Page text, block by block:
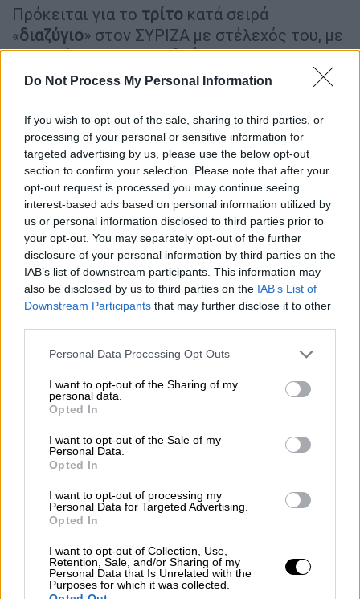
Do Not Process My Personal Information
If you wish to opt-out of the sale, sharing to third parties, or
processing of your personal or sensitive information for
targeted advertising by us, please use the below opt-out
section to confirm your selection. Please note that after your
opt-out request is processed you may continue seeing
interest-based ads based on personal information utilized by
us or personal information disclosed to third parties prior to
your opt-out. You may separately opt-out of the further
disclosure of your personal information by third parties on the
IAB’s list of downstream participants. This information may
also be disclosed by us to third parties on the IAB’s List of
Downstream Participants that may further disclose it to other
Please note that this website/app uses one or more Google
not limited to your visit or usage behaviour. You may click to
grant or deny consent to Google and its third-party tags to
use your data for below specified purposes in below Google
consent section.
Personal Data Processing Opt Outs
I want to opt-out of the Sharing of my
personal data.
Opted In
I want to opt-out of the Sale of my
Personal Data.
Opted In
I want to opt-out of processing my
Personal Data for Targeted Advertising.
Opted In
I want to opt-out of Collection, Use,
Retention, Sale, and/or Sharing of my
Personal Data that Is Unrelated with the
Purposes for which it was collected.
Πρόκειται για το τρίτο κατά σειρά
«διαζύγιο» στον ΣΥΡΙΖΑ με στέλεχός του, με
επιλογή τηςΚουμουνδούρου.
Από σύμμαχοι... αντίπαλοι
ΟΓιώργος Τσίπραςείχε στηρίξει τον
Στέφανο Κασσελάκη στις εσωκομματικές
εκλογές, ωστόσο, από εκεί και μετά ήταν
σταθερή η κριτική του προς την ηγεσία σε
μια σειρά από επιλογές ενώ σήμερα έκανε
αναφορές και στην δημοκρατική λειτουργία
του κόμματος. Μπορεί κανείς να υποθέσει
πως αυτές οι τοποθετήσεις αποτέλεσαν και
την «πηγή» για τη λύση της συνεργασίας,
όπως ανέφερε οΧρήστος Τσιγουρήςστο
OPEN.
Τι λέει ο ΣΥΡΙΖΑ για το «διαζύγιο»